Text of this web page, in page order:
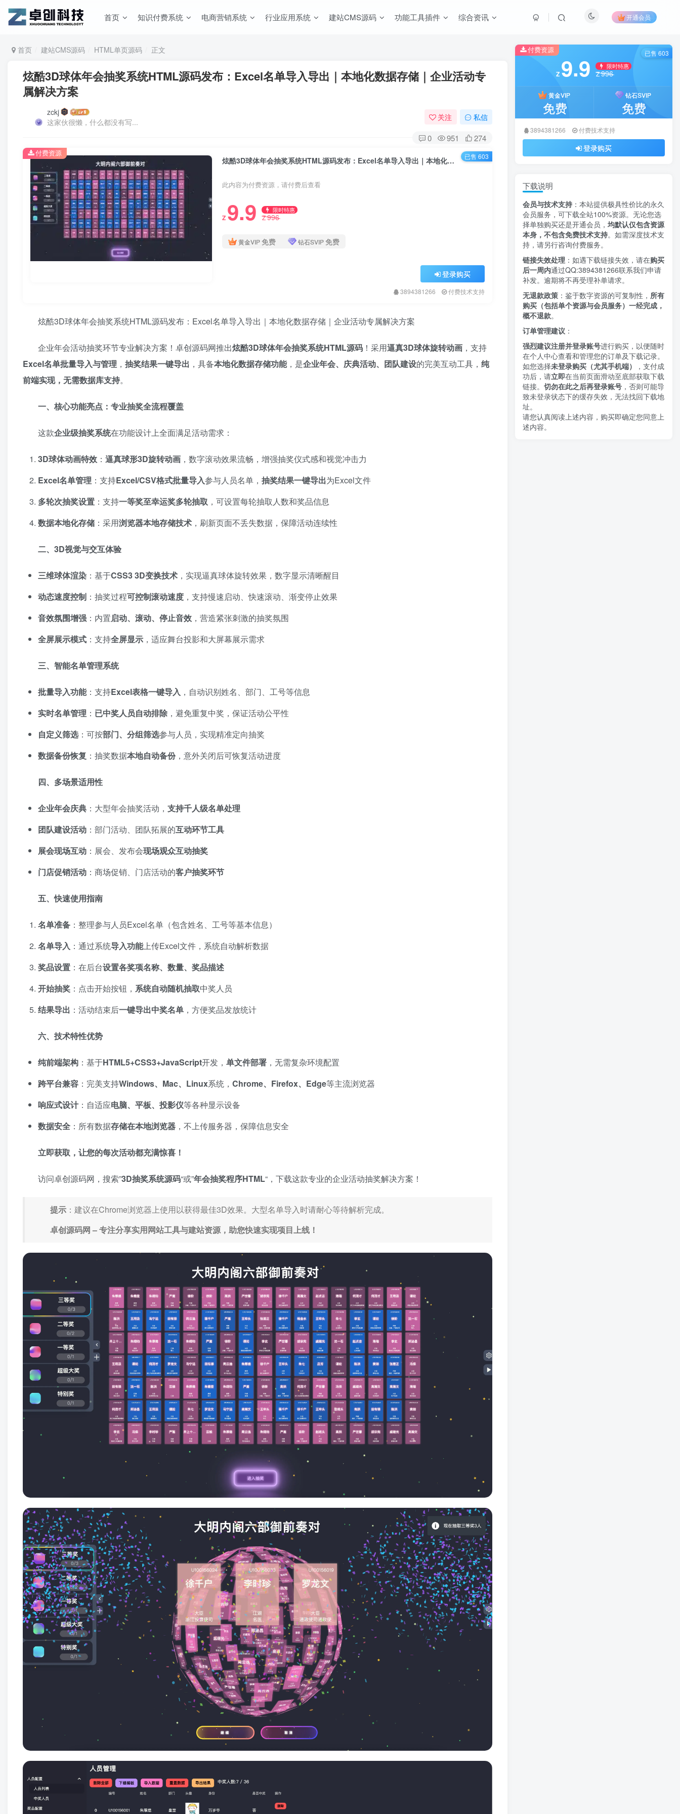
首页 知识付费系统 电商营销系统 行业应用系统 建站CMS源码 功能工具插件 综合资讯 开通会员
首页 建站CMS源码 HTML单页源码 正文
炫酷3D球体年会抽奖系统HTML源码发布：Excel名单导入导出｜本地化数据存储｜企业活动专
属解决方案
zckj
这家伙很懒，什么都没有写...
关注 私信
0 951 274
炫酷3D球体年会抽奖系统HTML源码发布：Excel名单导入导出｜本地化数据存储｜企业活动专属解决方案
此内容为付费资源，请付费后查看
Z 9.9 限时特惠
Z996
黄金VIP免费 钻石SVIP免费
登录购买
3894381266 付费技术支持
付费资源 已售 603
炫酷3D球体年会抽奖系统HTML源码发布：Excel名单导入导出｜本地化数据存储｜企业活动专属解决方案
企业年会活动抽奖环节专业解决方案！卓创源码网推出炫酷3D球体年会抽奖系统HTML源码 ！采用逼真3D球体旋转动画 ，支持
Excel名单批量导入与管理 ， 抽奖结果一键导出 ，具备本地化数据存储功能，是企业年会、庆典活动、团队建设的完美互动工具， 纯
前端实现，无需数据库支持。
一、核心功能亮点：专业抽奖全流程覆盖
这款企业级抽奖系统在功能设计上全面满足活动需求：
3D球体动画特效 ： 逼真球形3D旋转动画 ，数字滚动效果流畅，增强抽奖仪式感和视觉冲击力
Excel名单管理 ：支持Excel/CSV格式批量导入参与人员名单， 抽奖结果一键导出为Excel文件
多轮次抽奖设置 ：支持一等奖至幸运奖多轮抽取 ，可设置每轮抽取人数和奖品信息
数据本地化存储 ：采用浏览器本地存储技术 ，刷新页面不丢失数据，保障活动连续性
二、3D视觉与交互体验
三维球体渲染 ：基于CSS3 3D变换技术 ，实现逼真球体旋转效果，数字显示清晰醒目
动态速度控制 ：抽奖过程可控制滚动速度 ，支持慢速启动、快速滚动、渐变停止效果
音效氛围增强 ：内置启动、滚动、停止音效 ，营造紧张刺激的抽奖氛围
全屏展示模式 ：支持全屏显示 ，适应舞台投影和大屏幕展示需求
三、智能名单管理系统
批量导入功能：支持Excel表格一键导入 ，自动识别姓名、部门、工号等信息
实时名单管理 ： 已中奖人员自动排除 ，避免重复中奖，保证活动公平性
自定义筛选：可按部门、分组筛选参与人员，实现精准定向抽奖
数据备份恢复 ：抽奖数据本地自动备份，意外关闭后可恢复活动进度
四、多场景适用性
企业年会庆典 ：大型年会抽奖活动， 支持千人级名单处理
团队建设活动 ：部门活动、团队拓展的互动环节工具
展会现场互动 ：展会、发布会现场观众互动抽奖
门店促销活动 ：商场促销、门店活动的客户抽奖环节
五、快速使用指南
名单准备 ：整理参与人员Excel名单（包含姓名、工号等基本信息）
名单导入 ：通过系统导入功能上传Excel文件，系统自动解析数据
奖品设置 ：在后台设置各奖项名称、数量、奖品描述
开始抽奖 ：点击开始按钮， 系统自动随机抽取中奖人员
结果导出 ：活动结束后一键导出中奖名单 ，方便奖品发放统计
六、技术特性优势
纯前端架构 ：基于HTML5+CSS3+JavaScript开发， 单文件部署 ，无需复杂环境配置
跨平台兼容 ：完美支持Windows、Mac、Linux系统， Chrome、Firefox、Edge等主流浏览器
响应式设计：自适应电脑、平板、投影仪等各种显示设备
数据安全 ：所有数据存储在本地浏览器 ，不上传服务器，保障信息安全
立即获取，让您的每次活动都充满惊喜！
访问卓创源码网，搜索”3D抽奖系统源码“或”年会抽奖程序HTML“，下载这款专业的企业活动抽奖解决方案！
提示 ：建议在Chrome浏览器上使用以获得最佳3D效果。大型名单导入时请耐心等待解析完成。
卓创源码网 – 专注分享实用网站工具与建站资源，助您快速实现项目上线！
付费资源
Z 9.9 限时特惠
Z996
黄金VIP
免费
钻石SVIP
免费
3894381266 付费技术支持
登录购买
已售 603
下载说明
会员与技术支持 ：本站提供极具性价比的永久
会员服务，可下载全站100%资源。无论您选
择单独购买还是开通会员， 均默认仅包含资源
本身，不包含免费技术支持。如需深度技术支
持，请另行咨询付费服务。
链接失效处理 ：如遇下载链接失效，请在购买
后一周内通过QQ:3894381266联系我们申请
补发。逾期将不再受理补单请求。
无退款政策 ：鉴于数字资源的可复制性， 所有
购买（包括单个资源与会员服务）一经完成，
概不退款。
订单管理建议 ：
强烈建议注册并登录账号进行购买，以便随时
在个人中心查看和管理您的订单及下载记录。
如您选择未登录购买（尤其手机端）
，支付成
功后，请立即在当前页面滑动至底部获取下载
链接。 切勿在此之后再登录账号 ，否则可能导
致未登录状态下的缓存失效，无法找回下载地
址。
请您认真阅读上述内容，购买即确定您同意上
述内容。